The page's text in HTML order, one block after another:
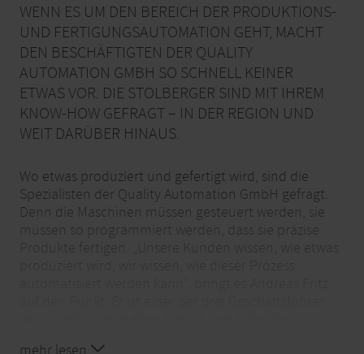
WENN ES UM DEN BEREICH DER PRODUKTIONS-
UND FERTIGUNGSAUTOMATION GEHT, MACHT
DEN BESCHÄFTIGTEN DER QUALITY
AUTOMATION GMBH SO SCHNELL KEINER
ETWAS VOR. DIE STOLBERGER SIND MIT IHREM
KNOW-HOW GEFRAGT – IN DER REGION UND
WEIT DARÜBER HINAUS.
Wo etwas produziert und gefertigt wird, sind die
Spezialisten der Quality Automation GmbH gefragt.
Denn die Maschinen müssen gesteuert werden, sie
müssen so programmiert werden, dass sie präzise